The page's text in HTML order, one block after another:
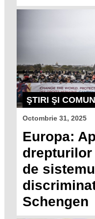
ŞTIRI ŞI
Octombrie 31, 2025
Europa:
de
Schengen